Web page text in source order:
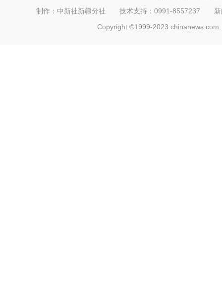
制作：中新社新疆分社 技术支持：0991-8557237
Copyright ©1999-2023